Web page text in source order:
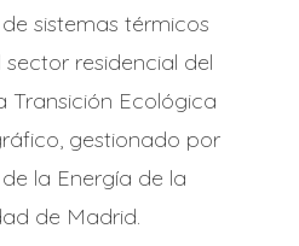
sistemas térmicos
residencial del
Transición Ecológica
gestionado por
la Energía de la
de Madrid.